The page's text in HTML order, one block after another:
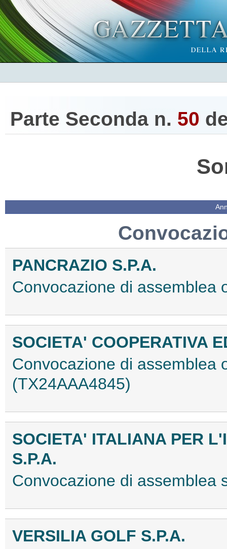
Parte Seconda n. 50
PANCRAZIO S.P.A.
Convocazione di assemblea
SOCIETA' COOPERATIVA
Convocazione di assemblea
(TX24AAA4845)
SOCIETA' ITALIANA PER
S.P.A.
Convocazione di assemblea
VERSILIA GOLF S.P.A.